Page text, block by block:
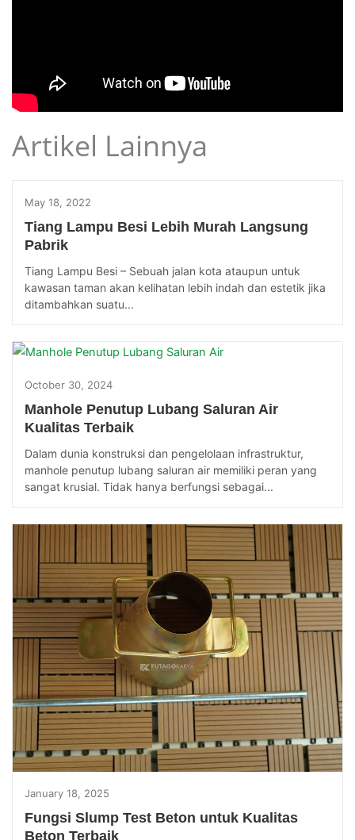
Artikel Lainnya
May 18, 2022
Tiang Lampu Besi Lebih Murah Langsung
Pabrik
Tiang Lampu Besi – Sebuah jalan kota ataupun untuk
kawasan taman akan kelihatan lebih indah dan estetik jika
ditambahkan suatu...
October 30, 2024
Manhole Penutup Lubang Saluran Air
Kualitas Terbaik
Dalam dunia konstruksi dan pengelolaan infrastruktur,
manhole penutup lubang saluran air memiliki peran yang
sangat krusial. Tidak hanya berfungsi sebagai...
January 18, 2025
Fungsi Slump Test Beton untuk Kualitas
Beton Terbaik